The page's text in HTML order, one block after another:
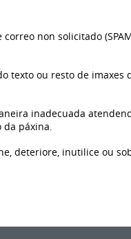
non solicitado
ou resto de imaxes
inadecuada
da páxina.
deteriore, inutilice ou